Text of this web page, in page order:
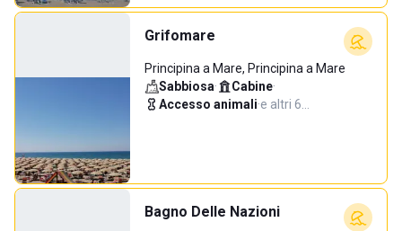
Grifomare
Principina a Mare, Principina a Mare
Sabbiosa· Cabine·
Accesso animali·e altri 6…
Bagno Delle Nazioni